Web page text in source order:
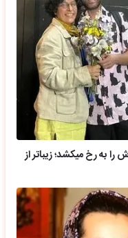
به رخ میکشد؛ زیباتر از